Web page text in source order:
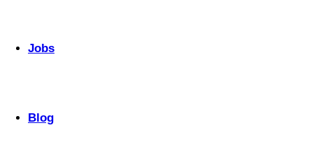
Jobs
Blog